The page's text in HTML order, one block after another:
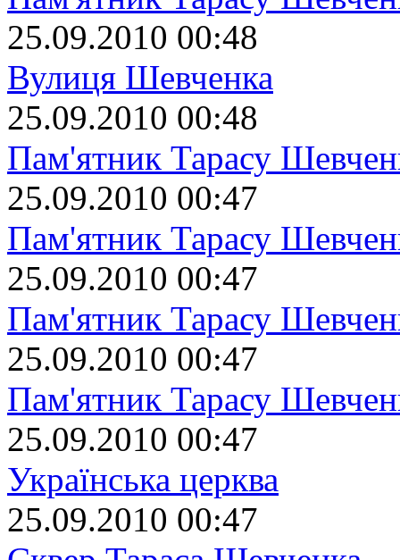
25.09.2010 00:48
Вулиця Шевченка
25.09.2010 00:48
Пам'ятник Тарасу
25.09.2010 00:47
Пам'ятник Тарасу
25.09.2010 00:47
Пам'ятник Тарасу
25.09.2010 00:47
Пам'ятник Тарасу
25.09.2010 00:47
Українська церква
25.09.2010 00:47